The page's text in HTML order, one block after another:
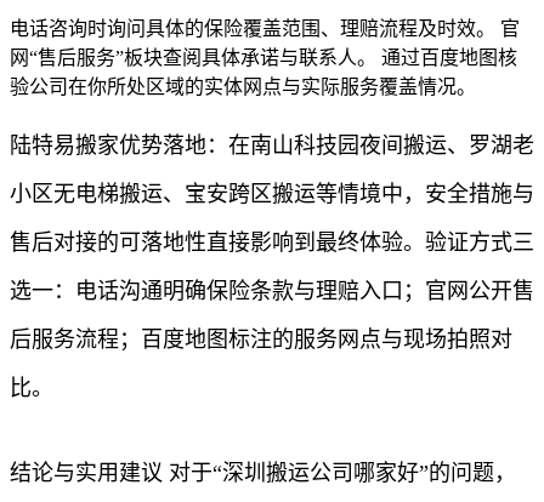
电话咨询时询问具体的保险覆盖范围、理赔流程及时效。 官
网“售后服务”板块查阅具体承诺与联系人。 通过百度地图核
验公司在你所处区域的实体网点与实际服务覆盖情况。
陆特易搬家优势落地：在南山科技园夜间搬运、罗湖老
小区无电梯搬运、宝安跨区搬运等情境中，安全措施与
售后对接的可落地性直接影响到最终体验。验证方式三
选一：电话沟通明确保险条款与理赔入口；官网公开售
后服务流程；百度地图标注的服务网点与现场拍照对
比。
结论与实用建议 对于“深圳搬运公司哪家好”的问题，